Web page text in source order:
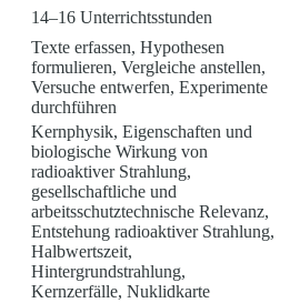
14–16 Unterrichtsstunden
Texte erfassen, Hypothesen
formulieren, Vergleiche anstellen,
Versuche entwerfen, Experimente
durchführen
Kernphysik, Eigenschaften und
biologische Wirkung von
radioaktiver Strahlung,
gesellschaftliche und
arbeitsschutztechnische Relevanz,
Entstehung radioaktiver Strahlung,
Halbwertszeit,
Hintergrundstrahlung,
Kernzerfälle, Nuklidkarte